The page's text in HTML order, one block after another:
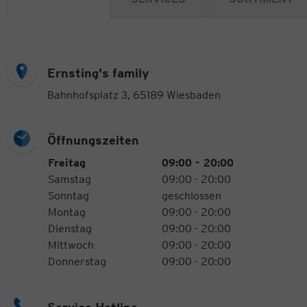
Ernsting's family
Bahnhofsplatz 3, 65189 Wiesbaden
Öffnungszeiten
Öffnungszeiten
Wochentag
Freitag
09:00 - 20:00
Samstag
09:00 - 20:00
Sonntag
geschlossen
Montag
09:00 - 20:00
Dienstag
09:00 - 20:00
Mittwoch
09:00 - 20:00
Donnerstag
09:00 - 20:00